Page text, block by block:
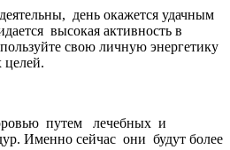
день окажется удачным
высокая активность в
свою личную энергетику
целей.
путем лечебных и
Именно сейчас они будут более